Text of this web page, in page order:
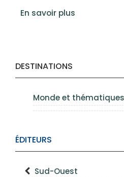
DESTINATIONS
Monde et thématiques
ÉDITEURS
Sud-Ouest
En savoir plus